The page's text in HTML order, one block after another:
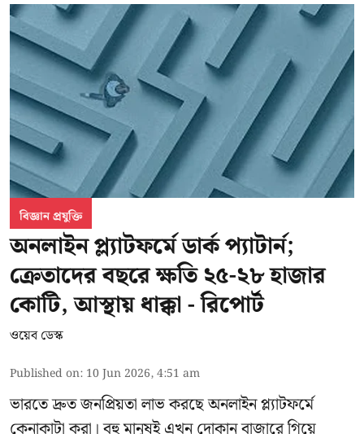
বিজ্ঞান প্রযুক্তি
অনলাইন প্ল্যাটফর্মে ডার্ক প্যাটার্ন;
ক্রেতাদের বছরে ক্ষতি ২৫-২৮ হাজার
কোটি, আস্থায় ধাক্কা - রিপোর্ট
ওয়েব ডেস্ক
Published on: 10 Jun 2026, 4:51 am
ভারতে দ্রুত জনপ্রিয়তা লাভ করছে অনলাইন প্ল্যাটফর্মে